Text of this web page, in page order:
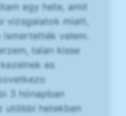
egy hete, amit
vizsgalatok miatt,
velem.
talan kisse
es
3 hónapban
utóbbi hetekben